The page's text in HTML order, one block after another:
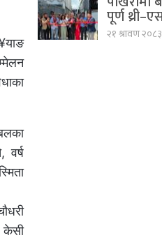
वर्ष
केसी
पूर्ण
२१ श्रावण